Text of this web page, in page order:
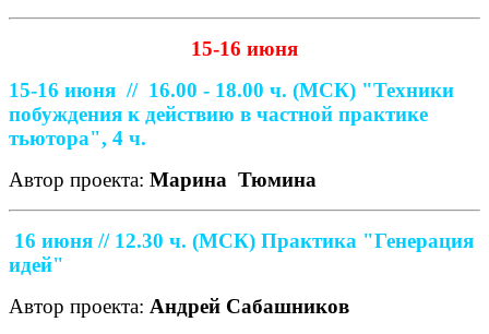
15-16 июня
15-16 июня // 16.00 - 18.00 ч. (МСК) "Техники
побуждения к действию в частной практике
тьютора", 4 ч.
Автор проекта: Марина Тюмина
16 июня // 12.30 ч. (МСК) Практика "Генерация
идей"
Автор проекта: Андрей Сабашников